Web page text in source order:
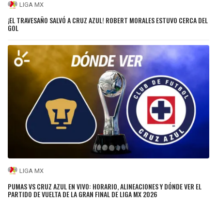
LIGA MX
¡EL TRAVESAÑO SALVÓ A CRUZ AZUL! ROBERT MORALES ESTUVO CERCA DEL
GOL
LIGA MX
PUMAS VS CRUZ AZUL EN VIVO: HORARIO, ALINEACIONES Y DÓNDE VER EL
PARTIDO DE VUELTA DE LA GRAN FINAL DE LIGA MX 2026